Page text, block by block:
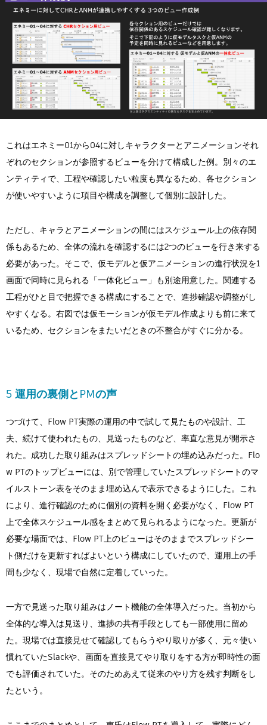
これはエネミー01から04に対しキャラクターとアニメーションそれ
ぞれのセクションが参照するビューを分けて構成した例。別々のエ
ンティティで、工程や確認したい粒度も異なるため、各セクション
が使いやすいように項目や構成を調整して個別に設計した。
ただし、キャラとアニメーションの間にはスケジュール上の依存関
係もあるため、全体の流れを確認するには2つのビューを行き来する
必要があった。そこで、仮モデルと仮アニメーションの進行状況を1
画面で同時に見られる「一体化ビュー」も別途用意した。関連する
工程がひと目で把握できる構成にすることで、進捗確認や調整がし
やすくなる。右図では仮モーションが仮モデル作成よりも前に来て
いるため、セクションをまたいだときの不整合がすぐに分かる。
5 運用の裏側とPMの声
つづけて、Flow PT実際の運用の中で試して見たものや設計、工
夫、続けて使われたもの、見送ったものなど、率直な意見が開示さ
れた。成功した取り組みはスプレッドシートの埋め込みだった。Flo
w PTのトップビューには、別で管理していたスプレッドシートのマ
イルストーン表をそのまま埋め込んで表示できるようにした。これ
により、進行確認のために個別の資料を開く必要がなく、Flow PT
上で全体スケジュール感をまとめて見られるようになった。更新が
必要な場面では、Flow PT上のビューはそのままでスプレッドシー
ト側だけを更新すればよいという構成にしていたので、運用上の手
間も少なく、現場で自然に定着していった。
一方で見送った取り組みはノート機能の全体導入だった。当初から
全体的な導入は見送り、進捗の共有手段としても一部使用に留め
た。現場では直接見せて確認してもらうやり取りが多く、元々使い
慣れていたSlackや、画面を直接見てやり取りをする方が即時性の面
でも評価されていた。そのためあえて従来のやり方を残す判断をし
たという。